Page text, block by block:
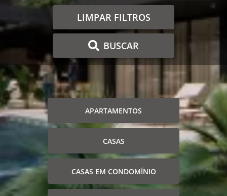
LIMPAR FILTROS
BUSCAR
APARTAMENTOS
CASAS
CASAS EM CONDOMÍNIO